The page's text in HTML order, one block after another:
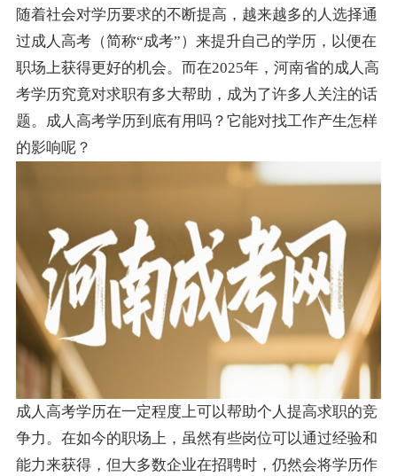
随着社会对学历要求的不断提高，越来越多的人选择通
过成人高考（简称“成考”）来提升自己的学历，以便在
职场上获得更好的机会。而在2025年，河南省的成人高
考学历究竟对求职有多大帮助，成为了许多人关注的话
题。成人高考学历到底有用吗？它能对找工作产生怎样
的影响呢？
成人高考学历在一定程度上可以帮助个人提高求职的竞
争力。在如今的职场上，虽然有些岗位可以通过经验和
能力来获得，但大多数企业在招聘时，仍然会将学历作